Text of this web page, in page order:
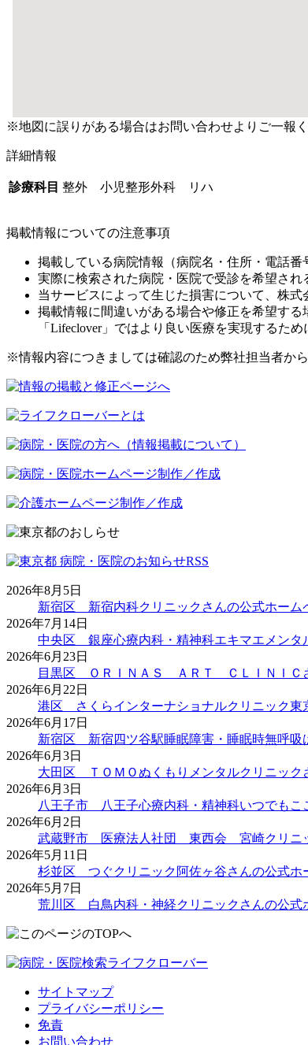
※地図に誤りがある場合はお問い合わせよりご一報く
詳細情報
診療科目 整外 小児整形外科 リハ
掲載情報についての注意事項
掲載している病院情報（病院名・住所・電話
実際に検索された病院・医院で受診を希望さ
当サービスによって生じた損害について、株
掲載情報に間違いがある場合や修正を希望す
「Lifeclover」ではより良い医療を実現するた
※情報内容につきましては確認のため弊社担当者から
2026年8月5日
新宿区 新宿内科クリニックさんの公式ホーム
2026年7月14日
中央区 銀座心療内科・精神科エキマエメンタ
2026年6月23日
目黒区 ＯＲＩＮＡＳ ＡＲＴ ＣＬＩＮＩＣさ
2026年6月22日
港区 さくらインターナショナルクリニック東
2026年6月17日
新宿区 新宿四ツ谷駅睡眠障害・睡眠時無呼吸
2026年6月3日
大田区 ＴＯＭＯぬくもりメンタルクリニック
2026年6月3日
八王子市 八王子心療内科・精神科いつでもこ
2026年6月2日
武蔵野市 医療法人社団 東西会 宮崎クリニッ
2026年5月11日
杉並区 つぐクリニック阿佐ヶ谷さんの公式ホ
2026年5月7日
荒川区 白鳥内科・神経クリニックさんの公式
サイトマップ
プライバシーポリシー
免責
お問い合わせ